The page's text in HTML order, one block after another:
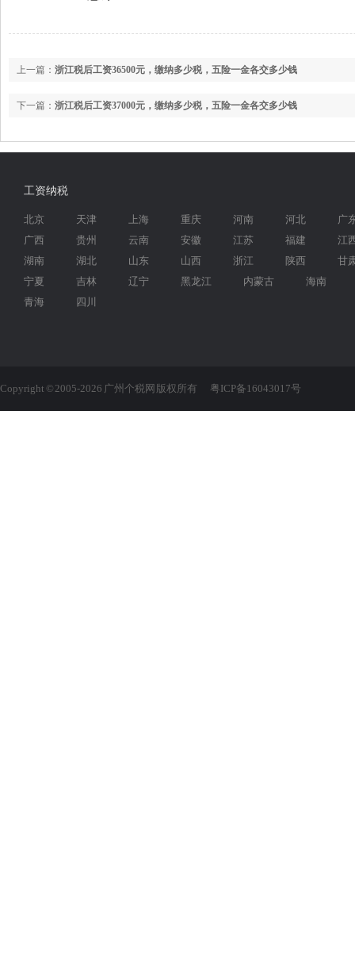
上一篇： 浙江税后工资36500元，缴纳多少税，五险一金各交多少钱
下一篇： 浙江税后工资37000元，缴纳多少税，五险一金各交多少钱
工资纳税
北京 天津 上海 重庆 河南 河北
广
广西
贵州 云南 安徽 江苏 福建
江
湖南
湖北 山东 山西 浙江 陕西
甘
宁夏
吉林 辽宁 黑龙江 内蒙古
海南
青海
四川
Copyright © 2005-2026 广州个税网 版权所有 粤ICP备16043017号